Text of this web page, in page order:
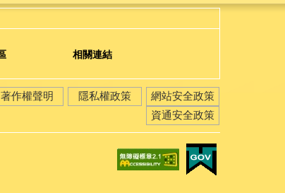
相關連結
著作權聲明 隱私權政策
網站安全政策
資通安全政策